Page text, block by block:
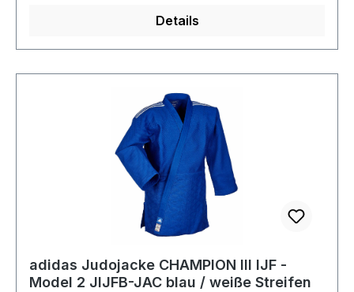
Details
adidas Judojacke CHAMPION III IJF -
Model 2 JIJFB-JAC blau / weiße Streifen